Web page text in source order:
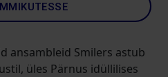
ansambleid Smilers astub
üles Pärnus idüllilises